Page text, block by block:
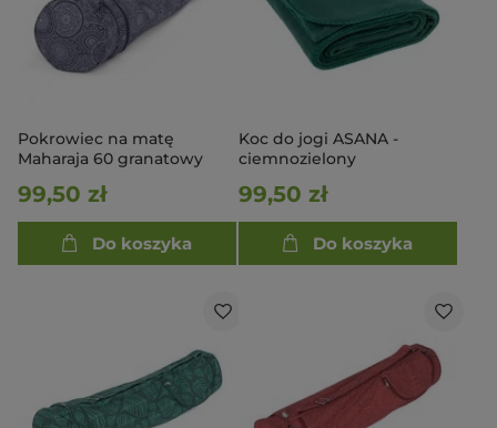
Pokrowiec na matę
Maharaja 60 granatowy
99,50 zł
Do koszyka
Koc do jogi ASANA -
ciemnozielony
99,50 zł
Do koszyka